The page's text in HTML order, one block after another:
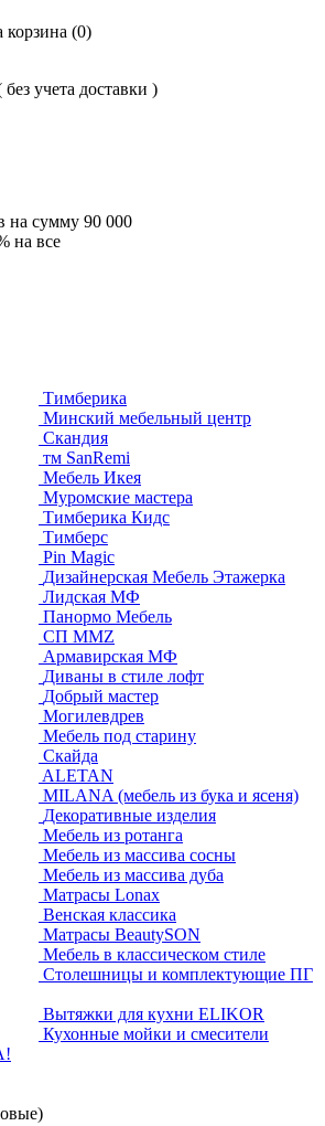
(0)
без учета доставки )
на сумму 90 000
на все
Тимберика
Минский мебельный центр
Скандия
тм SanRemi
Мебель Икея
Муромские мастера
Тимберика Кидс
Тимберс
Pin Magic
Дизайнерская Мебель Этажерка
Лидская МФ
Панормо Мебель
СП ММZ
Армавирская МФ
Диваны в стиле лофт
Добрый мастер
Могилевдрев
Мебель под старину
Скайда
ALETAN
MILANA (мебель из бука и ясеня)
Декоративные изделия
Мебель из ротанга
Мебель из массива сосны
Мебель из массива дуба
Матрасы Lonax
Венская классика
Матрасы BeautySON
Мебель в классическом стиле
Столешницы и комплектующие ПГ
Вытяжки для кухни ELIKOR
Кухонные мойки и смесители